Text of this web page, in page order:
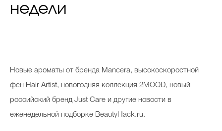
недели
Новые ароматы от бренда Mancera, высокоскоростной
фен Hair Artist, новогодняя коллекция 2MOOD, новый
российский бренд Just Care и другие новости в
еженедельной подборке BeautyHack.ru.